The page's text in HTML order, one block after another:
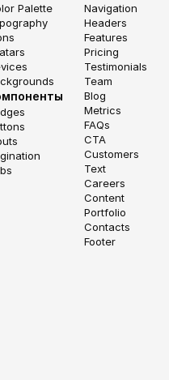
Palette
Navigation
Headers
Features
Pricing
Testimonials
Team
Blog
Metrics
FAQs
CTA
Customers
Text
Careers
Content
Portfolio
Contacts
Footer